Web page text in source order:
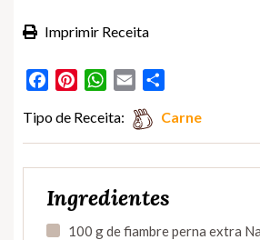
Imprimir Receita
FacebookPinterestWhatsApp
Email
Tipo de Receita: Carne
Ingredientes
100 g de fiambre perna extra